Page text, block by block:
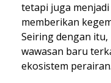
tetapi juga
memberikan
Seiring dengan
wawasan baru
ekosistem perairan.